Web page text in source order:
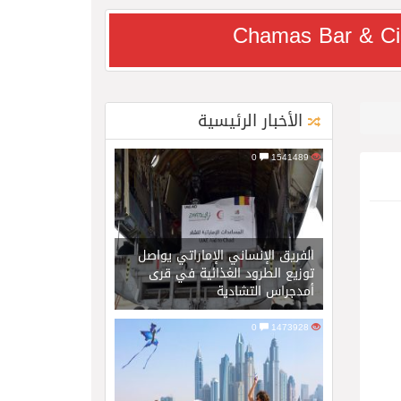
Chamas Bar &
الأخبار الرئيسية
1541489
الفريق الإنساني الإماراتي يواصل
توزيع الطرود الغذائية في قرى
أمدجراس التشادية
1473928